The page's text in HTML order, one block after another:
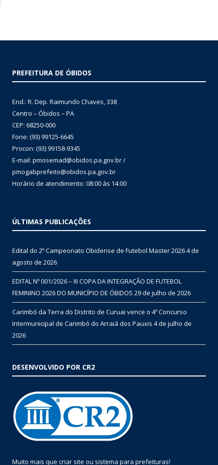
PREFEITURA DE ÓBIDOS
End.: R. Dep. Raimundo Chaves, 338
Centro – Óbidos – PA
CEP: 68250-000
Fone: (93) 99125-6645
Procon: (93) 99158-9345
E-mail: pmosemad@obidos.pa.gov.br /
pmogabprefeito@obidos.pa.gov.br
Horário de atendimento: 08:00 às 14:00
ÚLTIMAS PUBLICAÇÕES
Edital do 2º Campeonato Obidense de Futebol Master 20264 de
agosto de 2026
EDITAL Nº 001/2026 – III COPA DA INTEGRAÇÃO DE FUTEBOL
FEMININO 2026 DO MUNICÍPIO DE ÓBIDOS 29 de julho de 2026
Carimbó da Terra do Distrito de Curuai vence o 4º Concurso
Intermunicipal de Carimbó do Arraiá dos Pauxis 4 de julho de
2026
DESENVOLVIDO POR CR2
Muito mais que criar site ou sistema para prefeituras!